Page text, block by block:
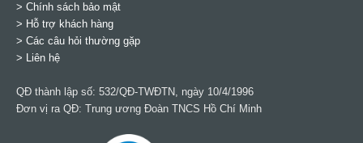
> Chính sách bảo mật
> Hỗ trợ khách hàng
> Các câu hỏi thường gặp
> Liên hệ
QĐ thành lập số: 532/QĐ-TWĐTN, ngày 10/4/1996
Đơn vị ra QĐ: Trung ương Đoàn TNCS Hồ Chí Minh